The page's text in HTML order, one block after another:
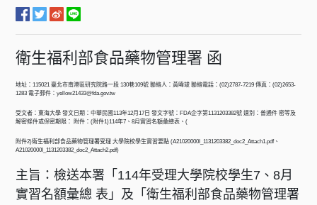
衛生福利部食品藥物管理署 函
地址：115021 臺北市南港區研究院路一段 130巷109號 聯絡人：黃暐竣 聯絡電話：(02)2787-7219 傳真：(02)2653-
1283 電子郵件：yellow21433@fda.gov.tw
受文者：東海大學 發文日期：中華民國113年12月17日 發文字號：FDA企字第1131203382號 速別：普通件 密等及
解密條件或保密期限： 附件：(附件1)114年7、8月實習名額彙總表、(
附件2)衛生福利部食品藥物管理署受理 大學院校學生實習要點 (A21020000I_1131203382_doc2_Attach1.pdf、
A21020000I_1131203382_doc2_Attach2.pdf)
主旨：檢送本署「114年受理大學院校學生7、8月
實習名額彙總 表」及「衛生福利部食品藥物管理署